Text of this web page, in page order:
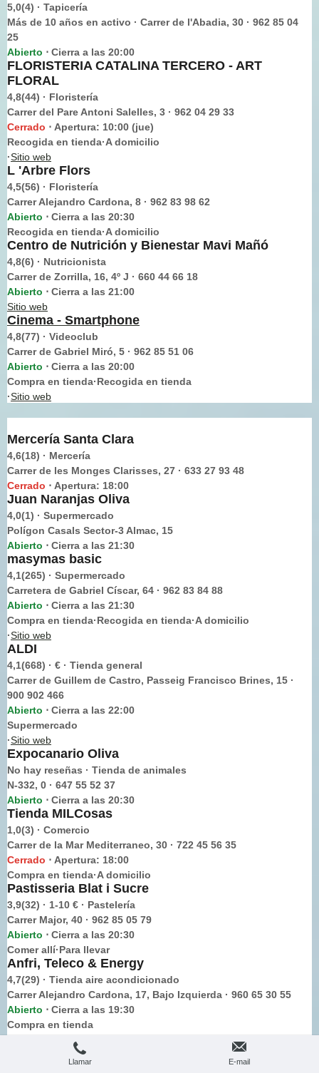
5,0(4) · Tapicería
Más de 10 años en activo · Carrer de l'Abadia, 30 · 962 85 04
25
Abierto ⋅ Cierra a las 20:00
FLORISTERIA CATALINA TERCERO - ART
FLORAL
4,8(44) · Floristería
Carrer del Pare Antoni Salelles, 3 · 962 04 29 33
Cerrado ⋅ Apertura: 10:00 (jue)
Recogida en tienda·A domicilio
·Sitio web
L 'Arbre Flors
4,5(56) · Floristería
Carrer Alejandro Cardona, 8 · 962 83 98 62
Abierto ⋅ Cierra a las 20:30
Recogida en tienda·A domicilio
Centro de Nutrición y Bienestar Mavi Mañó
4,8(6) · Nutricionista
Carrer de Zorrilla, 16, 4º J · 660 44 66 18
Abierto ⋅ Cierra a las 21:00
Sitio web
Cinema - Smartphone
4,8(77) · Videoclub
Carrer de Gabriel Miró, 5 · 962 85 51 06
Abierto ⋅ Cierra a las 20:00
Compra en tienda·Recogida en tienda
·Sitio web
Mercería Santa Clara
4,6(18) · Mercería
Carrer de les Monges Clarisses, 27 · 633 27 93 48
Cerrado ⋅ Apertura: 18:00
Juan Naranjas Oliva
4,0(1) · Supermercado
Polígon Casals Sector-3 Almac, 15
Abierto ⋅ Cierra a las 21:30
masymas basic
4,1(265) · Supermercado
Carretera de Gabriel Císcar, 64 · 962 83 84 88
Abierto ⋅ Cierra a las 21:30
Compra en tienda·Recogida en tienda·A domicilio
·Sitio web
ALDI
4,1(668) · € · Tienda general
Carrer de Guillem de Castro, Passeig Francisco Brines, 15 ·
900 902 466
Abierto ⋅ Cierra a las 22:00
Supermercado
·Sitio web
Expocanario Oliva
No hay reseñas · Tienda de animales
N-332, 0 · 647 55 52 37
Abierto ⋅ Cierra a las 20:30
Tienda MILCosas
1,0(3) · Comercio
Carrer de la Mar Mediterraneo, 30 · 722 45 56 35
Cerrado ⋅ Apertura: 18:00
Compra en tienda·A domicilio
Pastisseria Blat i Sucre
3,9(32) · 1-10 € · Pastelería
Carrer Major, 40 · 962 85 05 79
Abierto ⋅ Cierra a las 20:30
Comer allí·Para llevar
Anfri, Teleco & Energy
4,7(29) · Tienda aire acondicionado
Carrer Alejandro Cardona, 17, Bajo Izquierda · 960 65 30 55
Abierto ⋅ Cierra a las 19:30
Compra en tienda
Tienda Movistar
Llamar E-mail